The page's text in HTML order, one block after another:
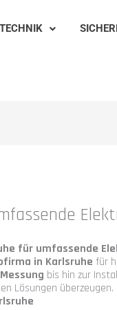
für umfassende
in Karlsruhe für
bis hin zur
Lösungen überzeugen.